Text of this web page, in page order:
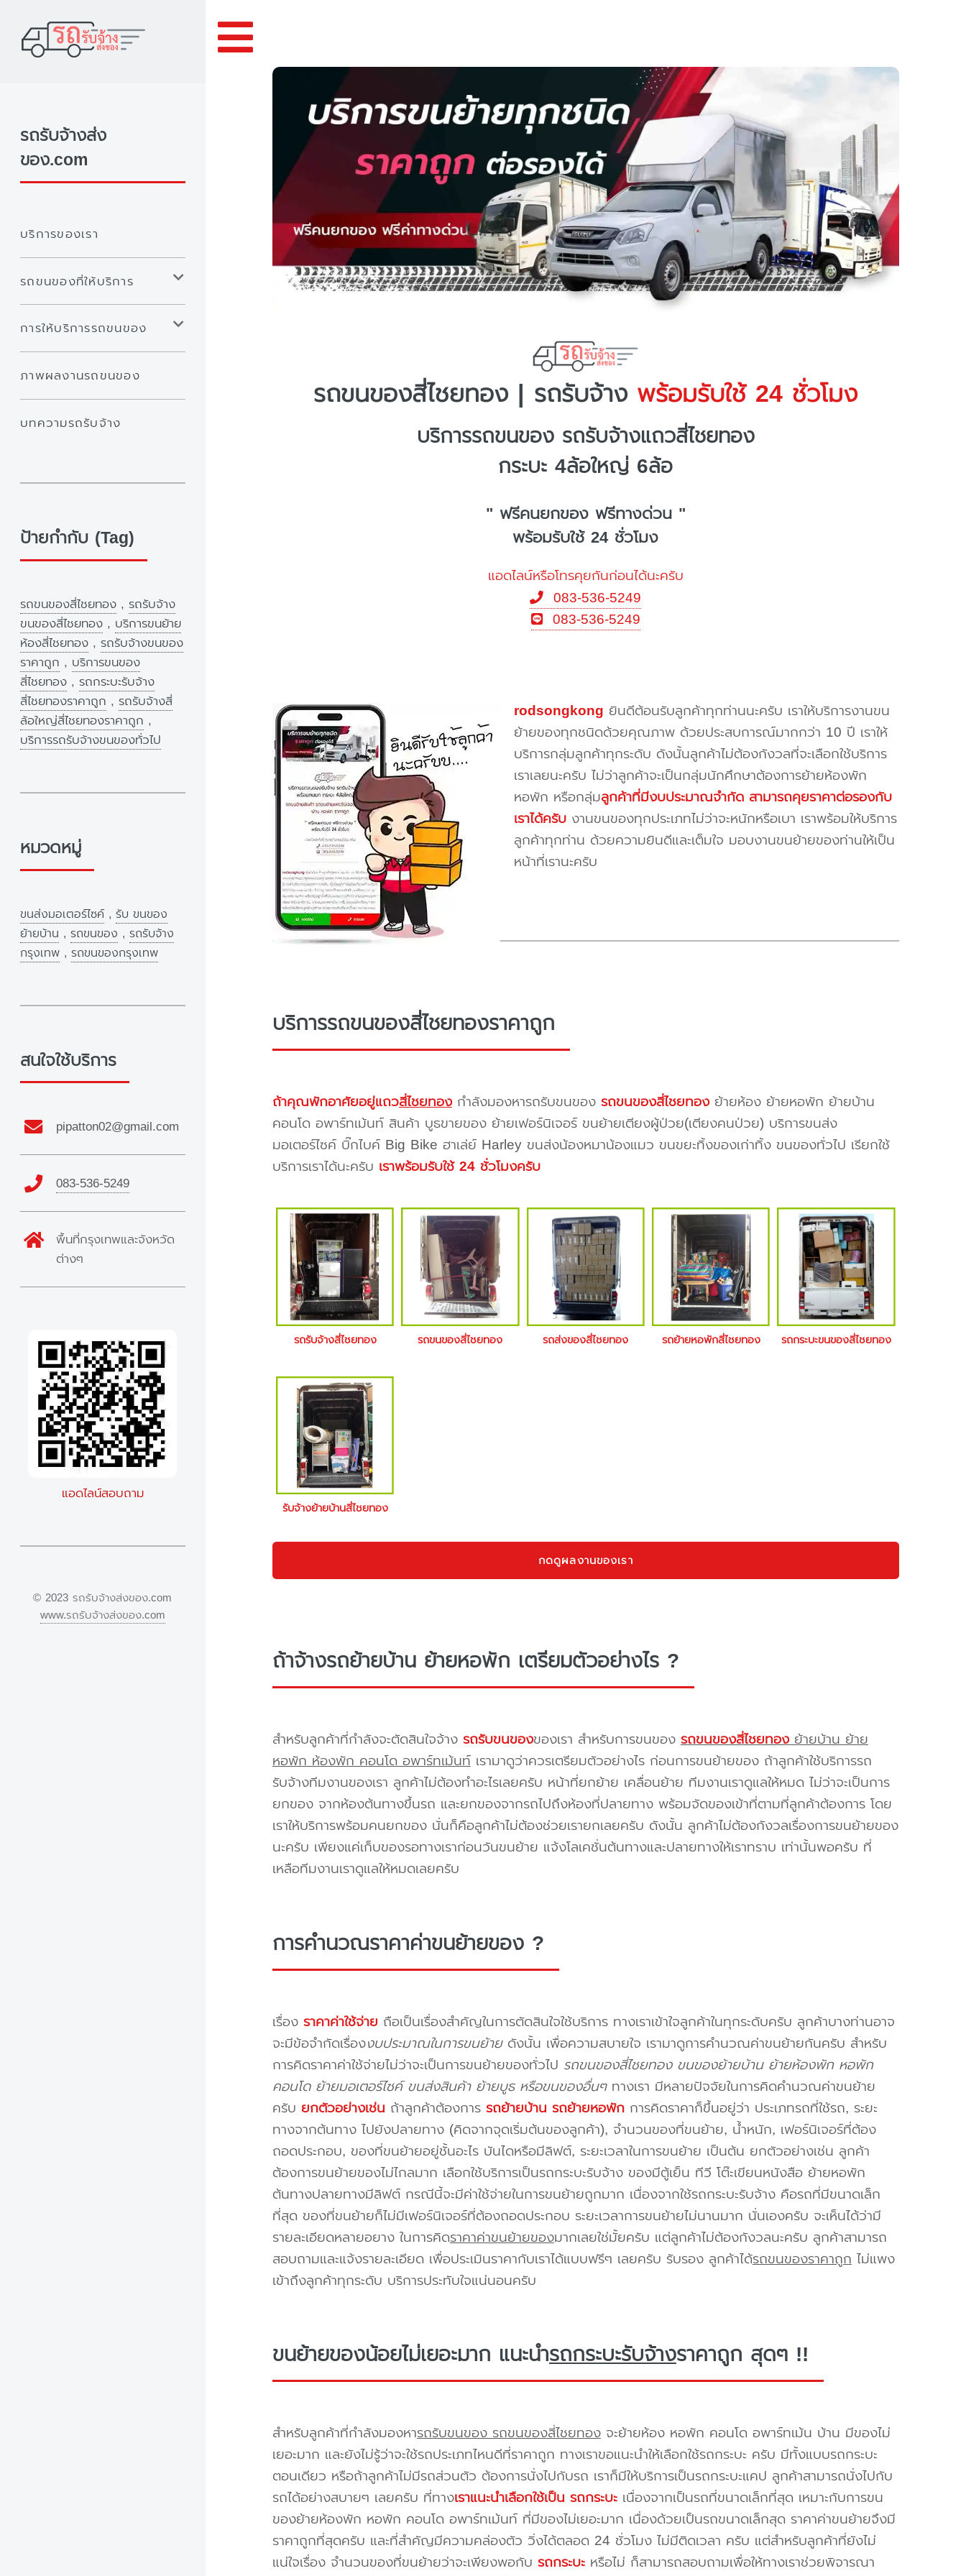
รถขนของสี่ไชยทอง | รถรับจ้าง พร้อมรับใช้ 24 ชั่วโมง
บริการรถขนของ รถรับจ้างแถวสี่ไชยทอง
กระบะ 4ล้อใหญ่ 6ล้อ
" ฟรีคนยกของ ฟรีทางด่วน "
พร้อมรับใช้ 24 ชั่วโมง
แอดไลน์หรือโทรคุยกันก่อนได้นะครับ
083-536-5249
083-536-5249
rodsongkong ยินดีต้อนรับลูกค้าทุกท่านนะครับ เราให้บริการงานขน
ย้ายของทุกชนิดด้วยคุณภาพ ด้วยประสบการณ์มากกว่า 10 ปี เราให้
บริการกลุ่มลูกค้าทุกระดับ ดังนั้นลูกค้าไม่ต้องกังวลที่จะเลือกใช้บริการ
เราเลยนะครับ ไม่ว่าลูกค้าจะเป็นกลุ่มนักศึกษาต้องการย้ายห้องพัก
หอพัก หรือกลุ่มลูกค้าที่มีงบประมาณจำกัด สามารถคุยราคาต่อรองกับ
เราได้ครับงานขนของทุกประเภทไม่ว่าจะหนักหรือเบา เราพร้อมให้บริการ
ลูกค้าทุกท่าน ด้วยความยินดีและเต็มใจ มอบงานขนย้ายของท่านให้เป็น
หน้าที่เรานะครับ
บริการรถขนของสี่ไชยทองราคาถูก
ถ้าคุณพักอาศัยอยู่แถวสี่ไชยทองกำลังมองหารถรับขนของ รถขนของสี่ไชยทองย้ายห้อง ย้ายหอพัก ย้ายบ้าน
คอนโด อพาร์ทเม้นท์ สินค้า บูธขายของ ย้ายเฟอร์นิเจอร์ ขนย้ายเตียงผู้ป่วย(เตียงคนป่วย) บริการขนส่ง
มอเตอร์ไซค์ บิ๊กไบค์ Big Bike ฮาเล่ย์ Harley ขนส่งน้องหมาน้องแมว ขนขยะทิ้งของเก่าทิ้ง ขนของทั่วไป เรียกใช้
บริการเราได้นะครับ เราพร้อมรับใช้ 24 ชั่วโมงครับ
รถรับจ้างสี่ไชยทอง รถขนของสี่ไชยทอง รถส่งของสี่ไชยทอง รถย้ายหอพักสี่ไชยทอง รถกระบะขนของสี่ไชยทอง
รับจ้างย้ายบ้านสี่ไชยทอง
กดดูผลงานของเรา
ถ้าจ้างรถย้ายบ้าน ย้ายหอพัก เตรียมตัวอย่างไร ?
สำหรับลูกค้าที่กำลังจะตัดสินใจจ้าง รถรับขนของของเรา สำหรับการขนของ รถขนของสี่ไชยทองย้ายบ้าน ย้าย
หอพัก ห้องพัก คอนโด อพาร์ทเม้นท์เรามาดูว่าควรเตรียมตัวอย่างไร ก่อนการขนย้ายของ ถ้าลูกค้าใช้บริการรถ
รับจ้างทีมงานของเรา ลูกค้าไม่ต้องทำอะไรเลยครับ หน้าที่ยกย้าย เคลื่อนย้าย ทีมงานเราดูแลให้หมด ไม่ว่าจะเป็นการ
ยกของ จากห้องต้นทางขึ้นรถ และยกของจากรถไปถึงห้องที่ปลายทาง พร้อมจัดของเข้าที่ตามที่ลูกค้าต้องการ โดย
เราให้บริการพร้อมคนยกของ นั่นก็คือลูกค้าไม่ต้องช่วยเรายกเลยครับ ดังนั้น ลูกค้าไม่ต้องกังวลเรื่องการขนย้ายของ
นะครับ เพียงแค่เก็บของรอทางเราก่อนวันขนย้าย แจ้งโลเคชั่นต้นทางและปลายทางให้เราทราบ เท่านั้นพอครับ ที่
เหลือทีมงานเราดูแลให้หมดเลยครับ
การคำนวณราคาค่าขนย้ายของ ?
เรื่อง ราคาค่าใช้จ่าย ถือเป็นเรื่องสำคัญในการตัดสินใจใช้บริการ ทางเราเข้าใจลูกค้าในทุกระดับครับ ลูกค้าบางท่านอาจ
จะมีข้อจำกัดเรื่องงบประมาณในการขนย้ายดังนั้น เพื่อความสบายใจ เรามาดูการคำนวณค่าขนย้ายกันครับ สำหรับ
การคิดราคาค่าใช้จ่ายไม่ว่าจะเป็นการขนย้ายของทั่วไป รถขนของสี่ไชยทอง ขนของย้ายบ้าน ย้ายห้องพัก หอพัก
คอนโด ย้ายมอเตอร์ไซค์ ขนส่งสินค้า ย้ายบูธ หรือขนของอื่นๆทางเรา มีหลายปัจจัยในการคิดคำนวณค่าขนย้าย
ครับ ยกตัวอย่างเช่น ถ้าลูกค้าต้องการ รถย้ายบ้าน รถย้ายหอพักการคิดราคาก็ขึ้นอยู่ว่า ประเภทรถที่ใช้รถ, ระยะ
ทางจากต้นทาง ไปยังปลายทาง (คิดจากจุดเริ่มต้นของลูกค้า), จำนวนของที่ขนย้าย, น้ำหนัก, เฟอร์นิเจอร์ที่ต้อง
ถอดประกอบ, ของที่ขนย้ายอยู่ชั้นอะไร บันไดหรือมีลิฟต์, ระยะเวลาในการขนย้าย เป็นต้น ยกตัวอย่างเช่น ลูกค้า
ต้องการขนย้ายของไม่ไกลมาก เลือกใช้บริการเป็นรถกระบะรับจ้าง ของมีตู้เย็น ทีวี โต๊ะเขียนหนังสือ ย้ายหอพัก
ต้นทางปลายทางมีลิฟต์ กรณีนี้จะมีค่าใช้จ่ายในการขนย้ายถูกมาก เนื่องจากใช้รถกระบะรับจ้าง คือรถที่มีขนาดเล็ก
ที่สุด ของที่ขนย้ายก็ไม่มีเฟอร์นิเจอร์ที่ต้องถอดประกอบ ระยะเวลาการขนย้ายไม่นานมาก นั่นเองครับ จะเห็นได้ว่ามี
รายละเอียดหลายอยาง ในการคิดราคาค่าขนย้ายของมากเลยใช่มั้ยครับ แต่ลูกค้าไม่ต้องกังวลนะครับ ลูกค้าสามารถ
สอบถามและแจ้งรายละเอียด เพื่อประเมินราคากับเราได้แบบฟรีๆ เลยครับ รับรอง ลูกค้าได้รถขนของราคาถูกไม่แพง
เข้าถึงลูกค้าทุกระดับ บริการประทับใจแน่นอนครับ
ขนย้ายของน้อยไม่เยอะมาก แนะนำรถกระบะรับจ้างราคาถูก สุดๆ !!
สำหรับลูกค้าที่กำลังมองหารถรับขนของ รถขนของสี่ไชยทองจะย้ายห้อง หอพัก คอนโด อพาร์ทเม้น บ้าน มีของไม่
เยอะมาก และยังไม่รู้ว่าจะใช้รถประเภทไหนดีที่ราคาถูก ทางเราขอแนะนำให้เลือกใช้รถกระบะ ครับ มีทั้งแบบรถกระบะ
ตอนเดียว หรือถ้าลูกค้าไม่มีรถส่วนตัว ต้องการนั่งไปกับรถ เราก็มีให้บริการเป็นรถกระบะแคป ลูกค้าสามารถนั่งไปกับ
รถได้อย่างสบายๆ เลยครับ ที่ทางเราแนะนำเลือกใช้เป็น รถกระบะเนื่องจากเป็นรถที่ขนาดเล็กที่สุด เหมาะกับการขน
ของย้ายห้องพัก หอพัก คอนโด อพาร์ทเม้นท์ ที่มีของไม่เยอะมาก เนื่องด้วยเป็นรถขนาดเล็กสุด ราคาค่าขนย้ายจึงมี
ราคาถูกที่สุดครับ และที่สำคัญมีความคล่องตัว วิ่งได้ตลอด 24 ชั่วโมง ไม่มีติดเวลา ครับ แต่สำหรับลูกค้าที่ยังไม่
แน่ใจเรื่อง จำนวนของที่ขนย้ายว่าจะเพียงพอกับ รถกระบะหรือไม่ ก็สามารถสอบถามเพื่อให้ทางเราช่วยพิจารณา
รถรับจ้างส่ง
ของ.com
บริการของเรา
รถขนของที่ให้บริการ
การให้บริการรถขนของ
ภาพผลงานรถขนของ
บทความรถรับจ้าง
ป้ายกำกับ (Tag)
รถขนของสี่ไชยทอง , รถรับจ้าง
ขนของสี่ไชยทอง , บริการขนย้าย
ห้องสี่ไชยทอง , รถรับจ้างขนของ
ราคาถูก , บริการขนของ
สี่ไชยทอง , รถกระบะรับจ้าง
สี่ไชยทองราคาถูก , รถรับจ้างสี่
ล้อใหญ่สี่ไชยทองราคาถูก ,
บริการรถรับจ้างขนของทั่วไป
หมวดหมู่
ขนส่งมอเตอร์ไซค์ , รับ ขนของ
ย้ายบ้าน , รถขนของ , รถรับจ้าง
กรุงเทพ , รถขนของกรุงเทพ
สนใจใช้บริการ
pipatton02@gmail.com
083-536-5249
พื้นที่กรุงเทพและจังหวัด
ต่างๆ
แอดไลน์สอบถาม
© 2023 รถรับจ้างส่งของ.com
www.รถรับจ้างส่งของ.com